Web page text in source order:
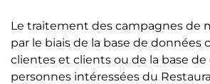
Le traitement des campagnes de
par le biais de la base de données
clientes et clients ou de la base
personnes intéressées du